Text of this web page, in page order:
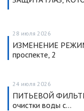
28 июля 2026
ИЗМЕНЕНИЕ
проспекте, 2
24 июля 2026
ПИТЬЕВОЙ ФИЛЬТР
очистки воды с…